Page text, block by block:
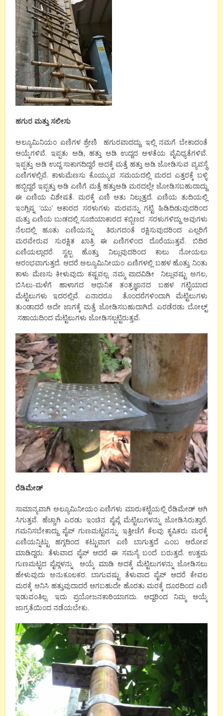
ಹಗುರಮತ್ತುಸಲೀಸು
ಅಲ್ಯೂಮಿನಿಯಂ ಏಣಿಗಳ ಶ್ರೇಣಿ ಹಗುರವಾದದ್ದು. ಇಲ್ಲಿ ನಮಗೆ ಬೇಕಾದಂತೆ
ಆಯ್ಕೆಗಳಿವೆ. ಇಪ್ಪತು ಅಡಿ, ಹತ್ತು ಅಡಿ ಉದ್ದದ ಅಳತೆಯ ವೈವಿಧ್ಯತೆಗಳಿವೆ.
ಇಪ್ಪತ್ತು ಅಡಿ ಉದ್ದ ಸಾಕಾಗದಿದ್ದರೆ ಅದಕ್ಕೆ ಮತ್ತೆ ಹತ್ತು ಅಡಿ ಜೋಡಿಸುವ ವ್ಯವಸ್ಥೆ
ಏಣಿಗಳಲ್ಲಿವೆ. ಕಾಳುಮೆಣಸು ಕೊಯ್ಯುವ ಸಮಯದಲ್ಲಿ ಮರದ ಎತ್ತರಕ್ಕೆ ಬಳ್ಳಿ
ಹಬ್ಬಿದ್ದರೆ ಇಪ್ಪತ್ತು ಅಡಿ ಏಣಿಗೆ ಮತ್ತೆ ಹತ್ತುಅಡಿ ಮರದಲ್ಲೇ ಜೋಡಿಸಬಹುದಾದ್ದು
ಈ ಏಣಿಯ ವಿಶೇಷತೆ. ಮರಕ್ಕೆ ಏಣಿ ಆತು ನಿಲ್ಲುತ್ತದೆ. ಏಣಿಯ ತುದಿಯಲ್ಲಿ
ಇಂಗ್ಲಿಷ್ನ ‘ಯು’ ಆಕಾರದ ಸರಳುಗಳು ಮರವನ್ನು ಗಟ್ಟಿ ಹಿಡಿದಿಡುವುದರಿಂದ
ಮತ್ತು ಏಣಿಯ ಬುಡದಲ್ಲಿ ಸೂಜಿಯಾಕಾರದ ಕಬ್ಬಿಣದ ಸರಳುಗಳಿದ್ದು ಅವುಗಳು
ನೆಲದಲ್ಲಿ ಹೂತು ಏಣಿಯನ್ನು ತಿರುಗದಂತೆ ರಕ್ಷಿಸುವುದರಿಂದ ಎಲ್ಲರಿಗೆ
ಮರವೇರುವ ಸುರಕ್ಷಿತ ಖಾತ್ರಿ ಈ ಏಣಿಗಳಿಂದ ದೊರೆಯುತ್ತವೆ. ಬಿದಿರ
ಏಣಿಯಲ್ಲಾದರೆ ಸ್ವಲ್ಪ ಹೊತ್ತು ನಿಲ್ಲುವುದರಿಂದ ಕಾಲು ನೋಯಲು
ಆರಂಭವಾಗುತ್ತದೆ. ಆದರೆ ಅಲ್ಯೂಮಿನೀಯಂ ಏಣಿಗಳಲ್ಲಿ ಬಹಳ ಹೊತ್ತು ನಿಂತು
ಕಾಳು ಮೆಣಸು ಕೀಳುವುದು ಕಷ್ಟವಲ್ಲ. ನಮ್ಮ ಪಾದವಿಡೀ ನಿಲ್ಲುವಷ್ಟು ಅಗಲ,
ಬಿಸಿಲು-ಮಳೆಗೆ ಹಾಳಾಗದ ಆಧುನಿಕ ತಂತ್ರಜ್ಞಾನದ ಬಹಳ ಗಟ್ಟಿಯಾದ
ಮೆಟ್ಟಿಲುಗಳು ಇದರಲ್ಲಿವೆ. ಏನಾದರೂ ತೊಂದರೆಗಳಿಂದಾಗಿ ಮೆಟ್ಟಿಲುಗಳು
ತುಂಡಾದರೆ ಅದೇ ಜಾಗಕ್ಕೆ ಮತ್ತೆ ಜೋಡಿಸಬಹುದಾಗಿದೆ. ಎರಡೆರಡು ಬೋಲ್ಟ್
ಸಹಾಯದಿಂದ ಮೆಟ್ಟಿಲುಗಳು ಜೋಡಿಸಲ್ಪಟ್ಟಿರುತ್ತವೆ.
ರೆಡಿಮೇಡ್
ಸಾಮಾನ್ಯವಾಗಿ ಅಲ್ಯೂಮಿನೀಯಂ ಏಣಿಗಳು ಮಾರುಕಟ್ಟೆಯಲ್ಲಿ ರೆಡಿಮೇಡ್ ಆಗಿ
ಸಿಗುತ್ತವೆ. ಹೆಚ್ಚಾಗಿ ಎರಡು ಇಂಚಿನ ಪೈಪ್ಗೆ ಮೆಟ್ಟಿಲುಗಳನ್ನು ಜೋಡಿಸಿರುತ್ತಾರೆ.
ಗಮನಿಸಬೇಕಾದ್ದು ಪೈಪ್ ಗುಣಮಟ್ಟವನ್ನು. ಇತ್ತೀಚೆಗೆ ಕೆಲವು ಕೃಷಿಕರು ಮರಕ್ಕೆ
ಏಣಿಯನ್ನಿಟ್ಟು ಹಗ್ಗದಿಂದ ಕಟ್ಟುವಾಗ ಏಣಿ ಬಾಗುತ್ತದೆ ಎಂಬ ಆರೋಪ
ಮಾಡಿದ್ದರು. ತೆಳುವಾದ ಪೈಪ್ ಆದರೆ ಈ ಸಮಸ್ಯೆ ಬಂದೆ ಬರುತ್ತದೆ. ಉತ್ತಮ
ಗುಣಮಟ್ಟದ ಪೈಪ್ಗಳನ್ನು ಆಯ್ಕೆ ಮಾಡಿ ಅದಕ್ಕೆ ಮೆಟ್ಟಿಲುಗಳನ್ನು ಜೋಡಿಸಲು
ಹೇಳುವುದು ಅನುಕೂಲಕರ. ಬಾಗುವಷ್ಟು ತೆಳುವಾದ ಪೈಪ್ ಆದರೆ ಕೇವಲ
ಮರಕ್ಕೆ ಆನಿಸಿ ಹತ್ತುವುದಾದರೆ ಆಗಬಹುದೇ ಹೊರತು ಮರಕ್ಕೆ ದೂರದಿಂದ ಏಣಿ
ಇಡುವಂತಿಲ್ಲ. ಇದು ಪ್ರಯೋಜನಕಾರಿಯಾಗದು. ಆದ್ದರಿಂದ ನಿಮ್ಮ ಆಯ್ಕೆ
ಜಾಗ್ರತೆಯಿಂದ ನಡೆಯಬೇಕು.